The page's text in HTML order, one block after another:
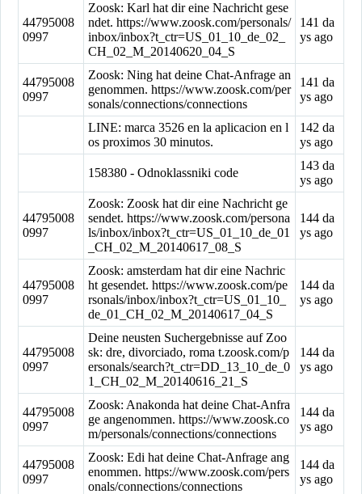
44795008
0997
Zoosk: Karl hat dir eine Nachricht gese
ndet. https://www.zoosk.com/personals/
inbox/inbox?t_ctr=US_01_10_de_02_
CH_02_M_20140620_04_S
141 da
ys ago
44795008
0997
Zoosk: Ning hat deine Chat-Anfrage an
genommen. https://www.zoosk.com/per
sonals/connections/connections
141 da
ys ago
LINE: marca 3526 en la aplicacion en l
os proximos 30 minutos.
142 da
ys ago
158380 - Odnoklassniki code
143 da
ys ago
44795008
0997
Zoosk: Zoosk hat dir eine Nachricht ge
sendet. https://www.zoosk.com/persona
ls/inbox/inbox?t_ctr=US_01_10_de_01
_CH_02_M_20140617_08_S
144 da
ys ago
44795008
0997
Zoosk: amsterdam hat dir eine Nachric
ht gesendet. https://www.zoosk.com/pe
rsonals/inbox/inbox?t_ctr=US_01_10_
de_01_CH_02_M_20140617_04_S
144 da
ys ago
44795008
0997
Deine neusten Suchergebnisse auf Zoo
sk: dre, divorciado, roma t.zoosk.com/p
ersonals/search?t_ctr=DD_13_10_de_0
1_CH_02_M_20140616_21_S
144 da
ys ago
44795008
0997
Zoosk: Anakonda hat deine Chat-Anfra
ge angenommen. https://www.zoosk.co
m/personals/connections/connections
144 da
ys ago
44795008
0997
Zoosk: Edi hat deine Chat-Anfrage ang
enommen. https://www.zoosk.com/pers
onals/connections/connections
144 da
ys ago